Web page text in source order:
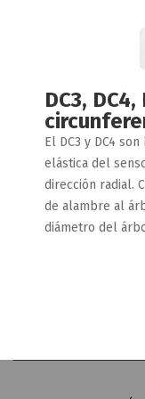
DC3,
El DC3 y DC4
elástica del
dirección radial.
de alambre al
diámetro del